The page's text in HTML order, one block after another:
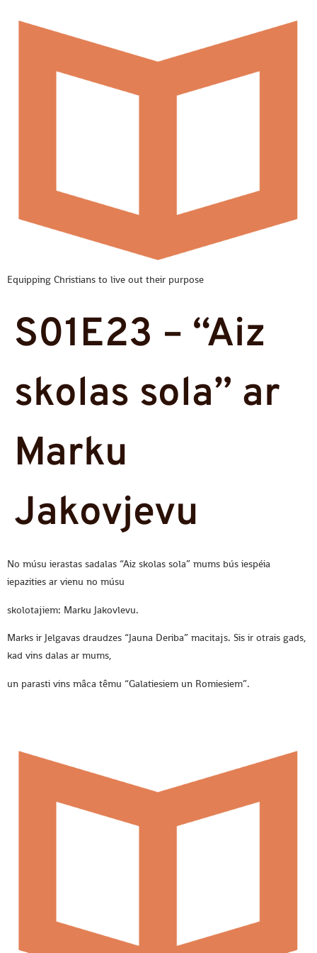
Equipping Christians to live out their purpose
S01E23 – “Aiz
skolas sola” ar
Marku
Jakovjevu
No músu ierastas sadalas “Aiz skolas sola” mums bús iespéia
iepazities ar vienu no músu
skolotajiem: Marku Jakovlevu.
Marks ir Jelgavas draudzes “Jauna Deriba” macitajs. Sis ir otrais gads,
kad vins dalas ar mums,
un parasti vins mâca têmu “Galatiesiem un Romiesiem”.